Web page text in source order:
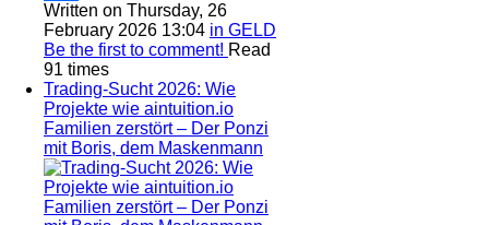
Link
Share
Written on Thursday, 26
February 2026 13:04 in GELD
Be the first to comment! Read
91 times
Trading-Sucht 2026: Wie
Projekte wie aintuition.io
Familien zerstört – Der Ponzi
mit Boris, dem Maskenmann